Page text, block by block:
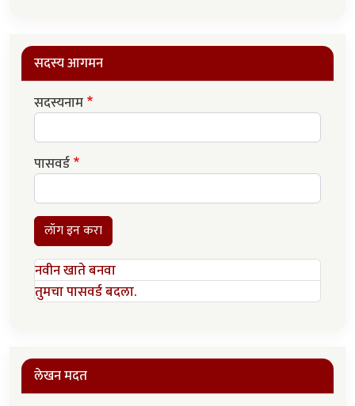
सदस्य आगमन
सदस्यनाम
पासवर्ड
लॉग इन करा
नवीन खाते बनवा
तुमचा पासवर्ड बदला.
लेखन मदत